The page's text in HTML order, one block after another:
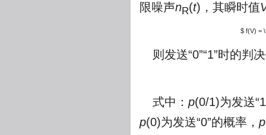
限噪声nR(t)，其瞬时值
$ f(V) =
则发送“0”“1”时的判
式中： p(0/1)为发送
p(0)为发送“0”的概率， p